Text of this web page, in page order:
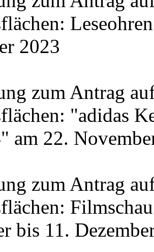
2023
zum Antrag
"adidas
am 22.
zum Antrag
bis 11.